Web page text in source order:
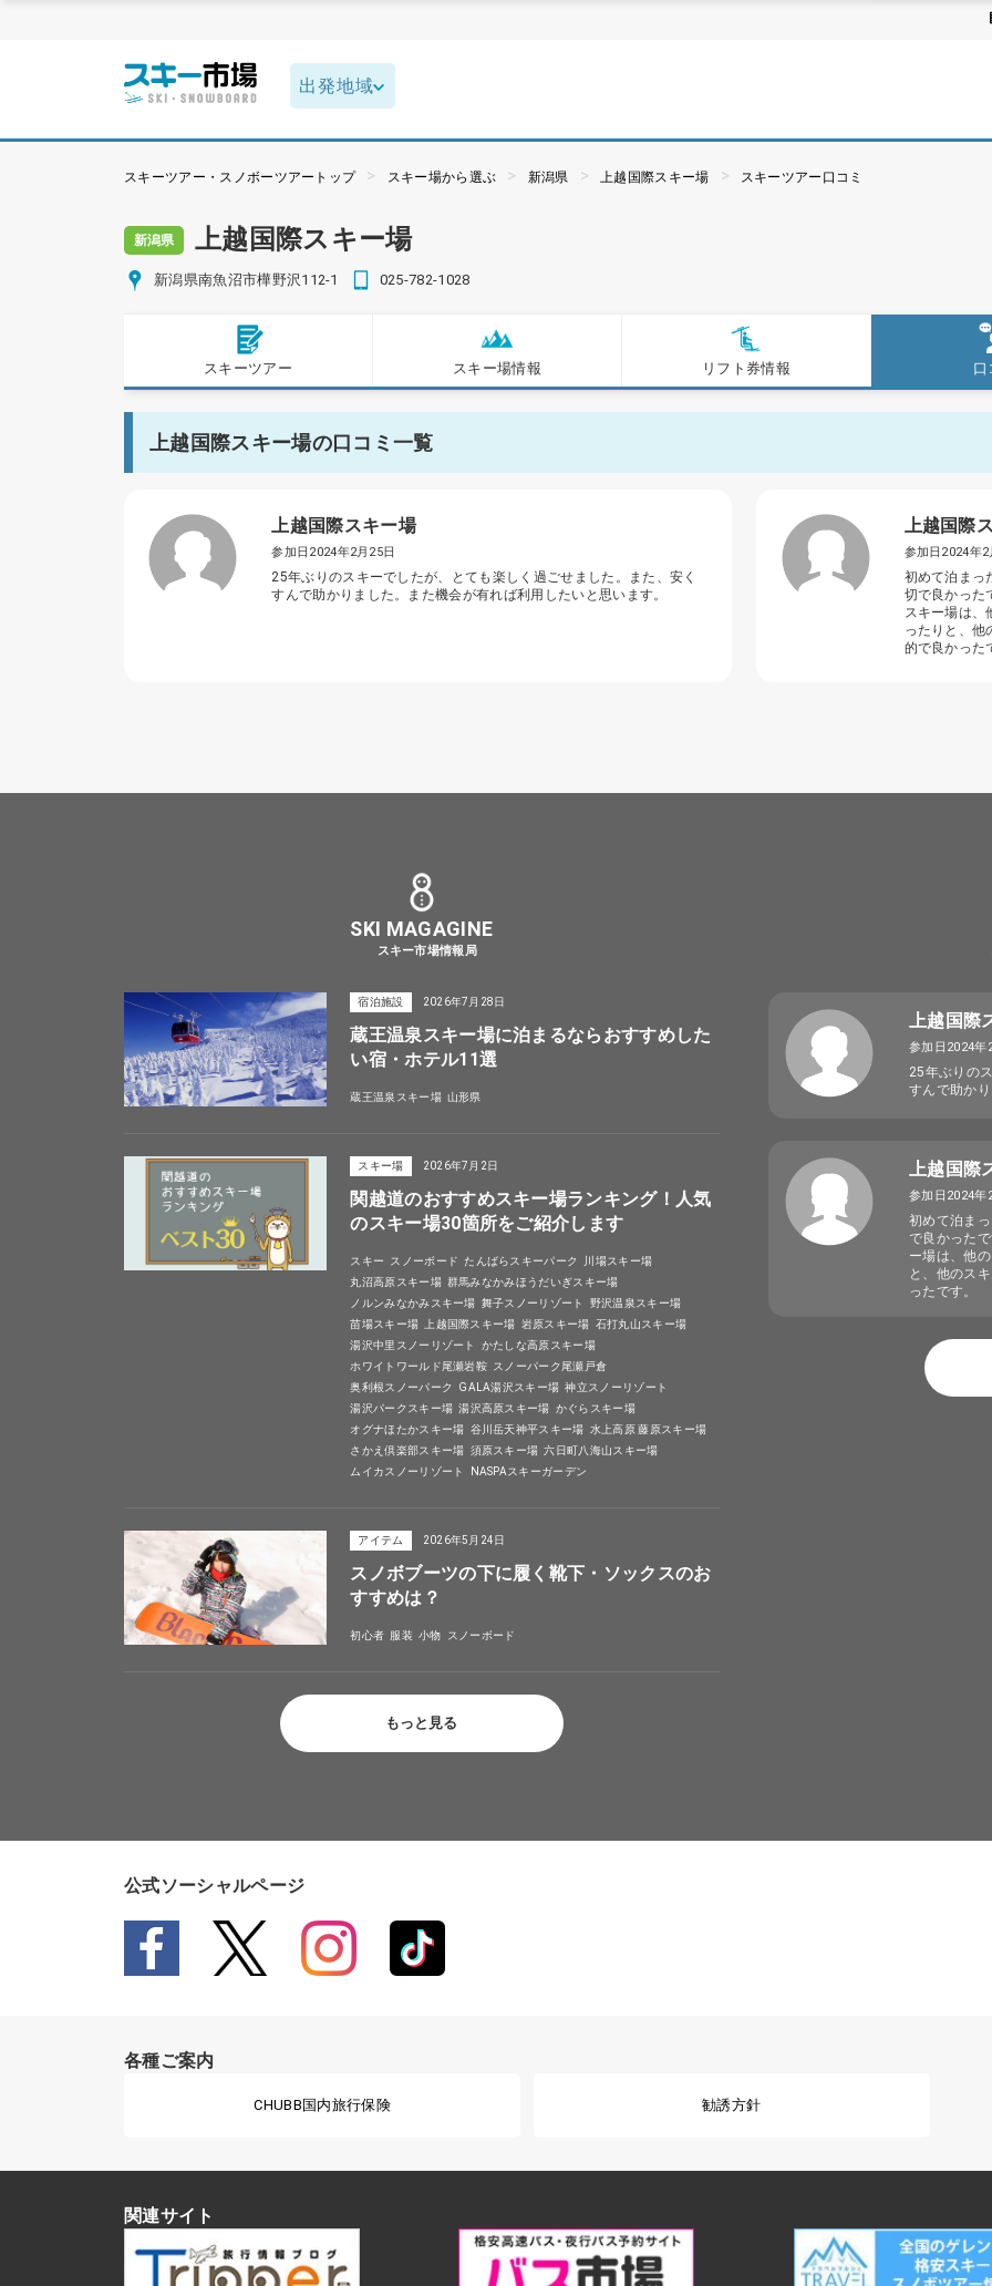
スキーツアー・スノボーツアートップ スキー場から選ぶ 新潟県 上越国際スキー場 スキーツアー口コミ
新潟県 上越国際スキー場
新潟県南魚沼市樺野沢112-1 025-782-1028
スキーツアー スキー場情報 リフト券情報 口
上越国際スキー場の口コミ一覧
上越国際スキー場
参加日2024年2月25日
25年ぶりのスキーでしたが、とても楽しく過ごせました。また、安く
すんで助かりました。また機会が有れば利用したいと思います。
上越国際
参加日2024年
初めて泊まっ
切で良かった
スキー場は、
ったりと、
的で良かった
SKI MAGAGINE
スキー市場情報局
宿泊施設 2026年7月28日
蔵王温泉スキー場に泊まるならおすすめした
い宿・ホテル11選
蔵王温泉スキー場 山形県
スキー場 2026年7月2日
関越道のおすすめスキー場ランキング！人気
のスキー場30箇所をご紹介します
スキー スノーボード たんばらスキーパーク
川場スキー場
丸沼高原スキー場 群馬みなかみほうだいぎスキー場
ノルンみなかみスキー場 舞子スノーリゾート
野沢温泉スキー場
苗場スキー場
上越国際スキー場 岩原スキー場 石打丸山スキー場
湯沢中里スノーリゾート
かたしな高原スキー場
ホワイトワールド尾瀬岩鞍 スノーパーク尾瀬戸倉
奥利根スノーパーク
GALA湯沢スキー場 神立スノーリゾート
湯沢パークスキー場 湯沢高原スキー場 かぐらスキー場
オグナほたかスキー場 谷川岳天神平スキー場 水上高原 藤原スキー場
さかえ倶楽部スキー場 須原スキー場 六日町八海山スキー場
ムイカスノーリゾート
NASPAスキーガーデン
アイテム 2026年5月24日
スノボブーツの下に履く靴下・ソックスのお
すすめは？
初心者 服装 小物 スノーボード
もっと見る
上越国際
参加日2024年
25年ぶりの
すんで助か
上越国際
参加日2024年
初めて泊ま
で良かった
ー場は、他
と、他のス
ったです。
公式ソーシャルページ
各種ご案内
CHUBB国内旅行保険 勧誘方針
関連サイト